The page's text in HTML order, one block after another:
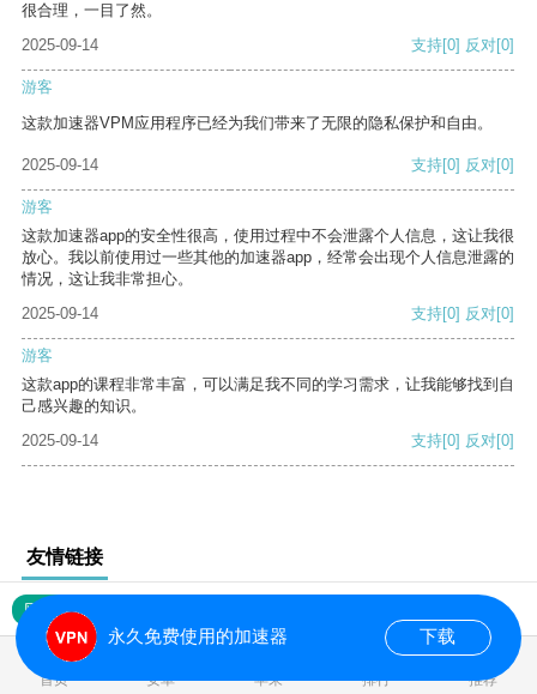
很合理，一目了然。
2025-09-14
支持[0] 反对[0]
游客
这款加速器VPM应用程序已经为我们带来了无限的隐私保护和自由。
2025-09-14 支持[0] 反对[0]
游客
这款加速器app的安全性很高，使用过程中不会泄露个人信息，这让我很
放心。我以前使用过一些其他的加速器app，经常会出现个人信息泄露的
情况，这让我非常担心。
2025-09-14
支持[0] 反对[0]
游客
这款app的课程非常丰富，可以满足我不同的学习需求，让我能够找到自
己感兴趣的知识。
2025-09-14
支持[0] 反对[0]
友情链接
网站地图
首页 安卓 苹果 排行 推荐
永久免费使用的加速器 下载
0.021498s